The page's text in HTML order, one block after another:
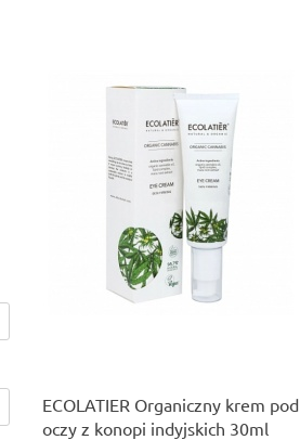
ECOLATIER Organiczny krem pod
oczy z konopi indyjskich 30ml